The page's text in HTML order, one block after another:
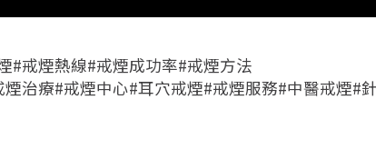
#戒煙熱線#戒煙成功率#戒煙方法
治療#戒煙中心#耳穴戒煙#戒煙服務#中醫戒煙#